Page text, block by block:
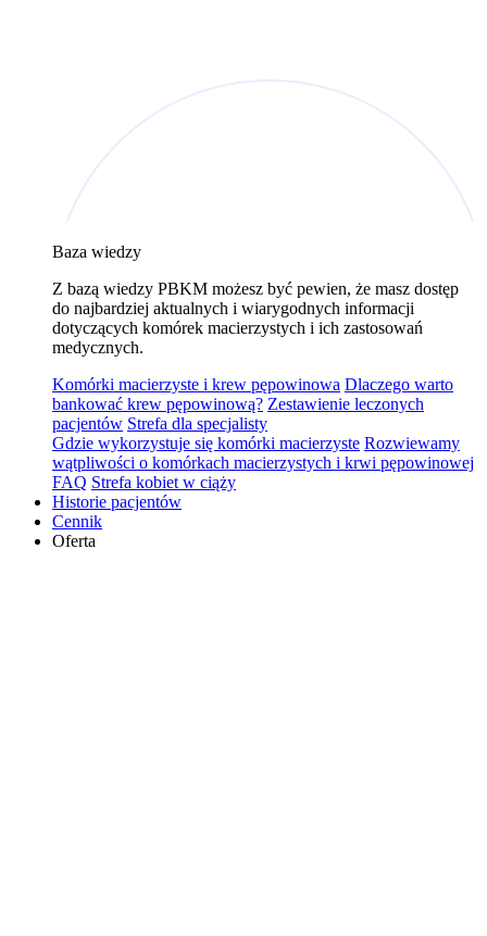
Baza wiedzy
Z bazą wiedzy PBKM możesz być pewien, że masz dostęp
do najbardziej aktualnych i wiarygodnych informacji
dotyczących komórek macierzystych i ich zastosowań
medycznych.
Komórki macierzyste i krew pępowinowa Dlaczego warto
bankować krew pępowinową? Zestawienie leczonych
pacjentów Strefa dla specjalisty
Gdzie wykorzystuje się komórki macierzyste Rozwiewamy
wątpliwości o komórkach macierzystych i krwi pępowinowej
FAQ Strefa kobiet w ciąży
Historie pacjentów
Cennik
Oferta